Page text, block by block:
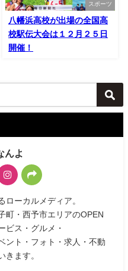
スポーツ
八幡浜高校が出場の全国高
校駅伝大会は１２月２５日
開催！
んよ
ローカルメディア。
町・西予市エリアのOPEN
ビス・グルメ・
ント・フォト・求人・不動
きます。